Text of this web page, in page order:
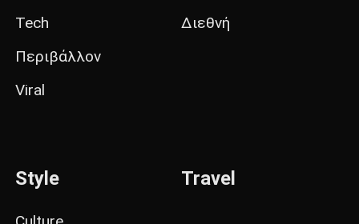
Tech
Περιβάλλον
Viral
Διεθνή
Style Travel